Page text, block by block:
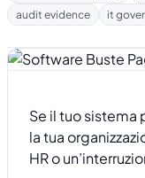
audit evidence
it
Se il tuo sistema
la tua
HR o